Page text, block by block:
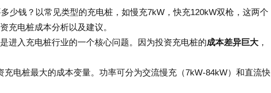
少钱？以常见类型的充电桩，如慢充7kW，快充120kW双枪，这两个
充电桩成本分析以及建议。
进入充电桩行业的一个核心问题。因为投资充电桩的成本差异巨大 ，
充电桩最大的成本变量。功率可分为交流慢充（7kW-84kW）和直流快